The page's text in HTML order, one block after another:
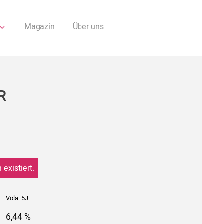
Magazin Über uns
existiert.
Vola. 5J
6,44 %